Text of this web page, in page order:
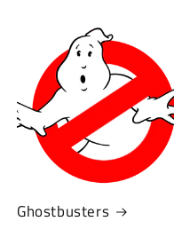
Ghostbusters